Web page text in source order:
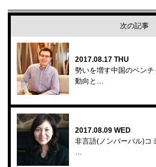
次の記事
2017.08.17 THU
勢いを増す中国のベン
動向と…
2017.08.09 WED
非言語(ノンバーバル)コ
…